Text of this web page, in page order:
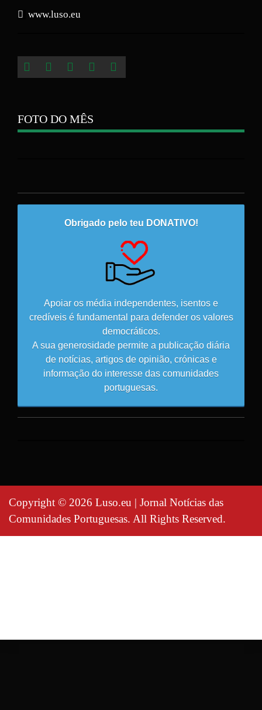
www.luso.eu
FOTO DO MÊS
Obrigado pelo teu DONATIVO!
Apoiar os média independentes, isentos e
credíveis é fundamental para defender os valores
democráticos.
A sua generosidade permite a publicação diária
de notícias, artigos de opinião, crónicas e
informação do interesse das comunidades
portuguesas.
Copyright © 2026 Luso.eu | Jornal Notícias das
Comunidades Portuguesas. All Rights Reserved.